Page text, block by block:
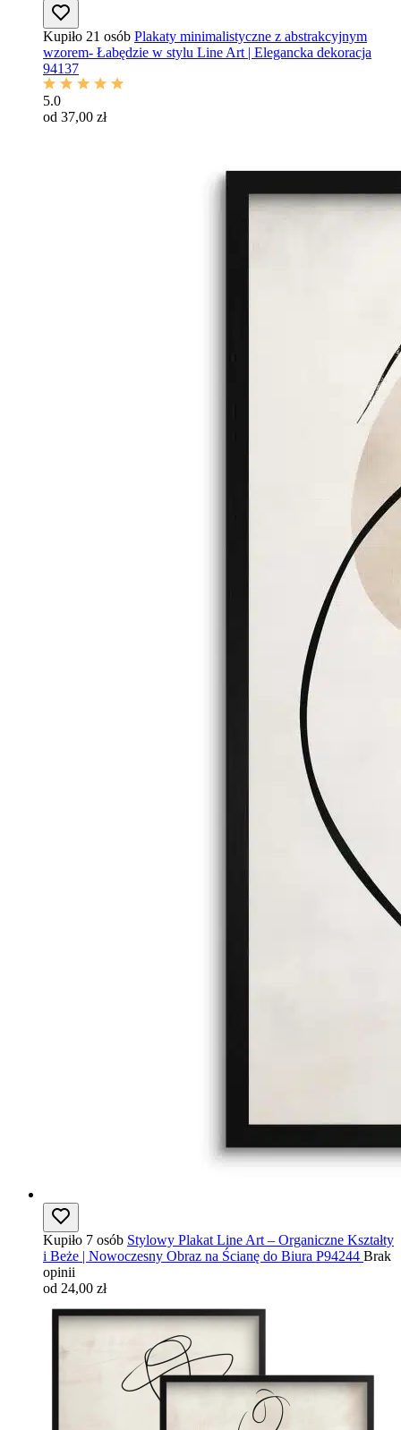
Kupiło 21 osób Plakaty minimalistyczne z abstrakcyjnym
wzorem- Łabędzie w stylu Line Art | Elegancka dekoracja
94137
5.0
od 37,00 zł
Kupiło 7 osób Stylowy Plakat Line Art – Organiczne Kształty
i Beże | Nowoczesny Obraz na Ścianę do Biura P94244 Brak
opinii
od 24,00 zł